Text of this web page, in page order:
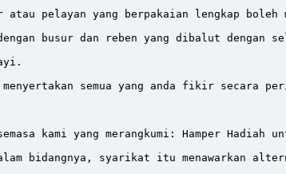
atau pelayan yang berpakaian lengkap
busur dan reben yang dibalut
menyertakan semua yang anda fikir
kami yang merangkumi: Hamper
bidangnya, syarikat itu menawarkan